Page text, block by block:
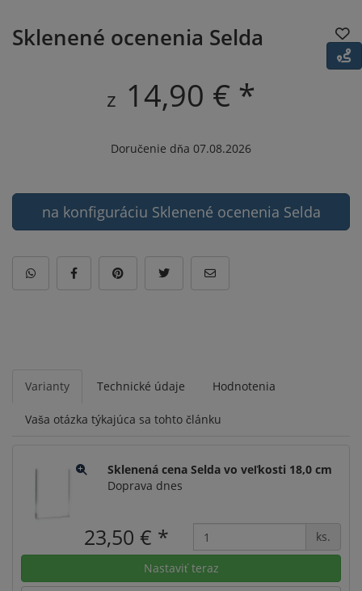
Sklenené ocenenia Selda
z 14,90 € *
Doručenie dňa 07.08.2026
na konfiguráciu Sklenené ocenenia Selda
Varianty Technické údaje Hodnotenia
Vaša otázka týkajúca sa tohto článku
Sklenená cena Selda vo veľkosti 18,0 cm
Doprava dnes
23,50 € * ks.
Nastaviť teraz